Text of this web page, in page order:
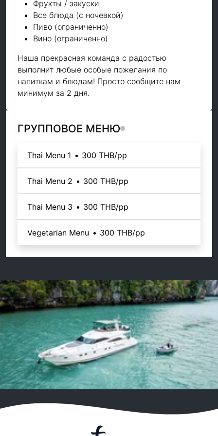
Фрукты / закуски
Все блюда (с ночевкой)
Пиво (ограниченно)
Вино (ограниченно)
Наша прекрасная команда с радостью
выполнит любые особые пожелания по
напиткам и блюдам! Просто сообщите нам
минимум за 2 дня.
ГРУППОВОЕ МЕНЮ
Thai Menu 1 • 300 THB/pp
Thai Menu 2 • 300 THB/pp
Thai Menu 3 • 300 THB/pp
Vegetarian Menu • 300 THB/pp